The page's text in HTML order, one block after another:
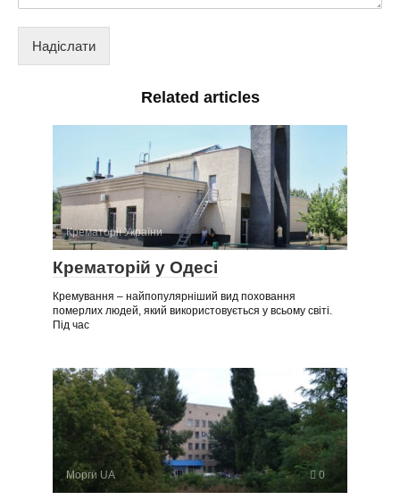
Надіслати
Related articles
Крематорії України 0
Крематорій у Одесі
Кремування – найпопулярніший вид поховання
померлих людей, який використовується у всьому світі.
Під час
Морги UA 0